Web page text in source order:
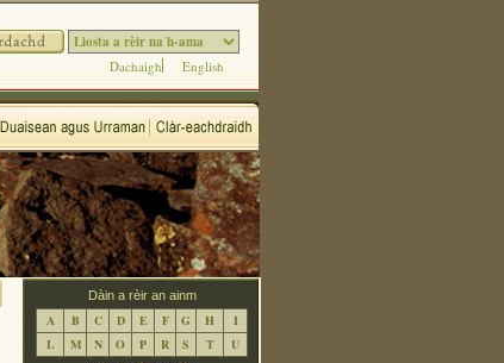
Dachaigh English
Dàin a rèir an ainm
A B C D E F G H
I
L
M N O P R S T U